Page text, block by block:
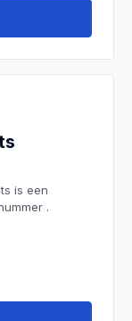
is een
.